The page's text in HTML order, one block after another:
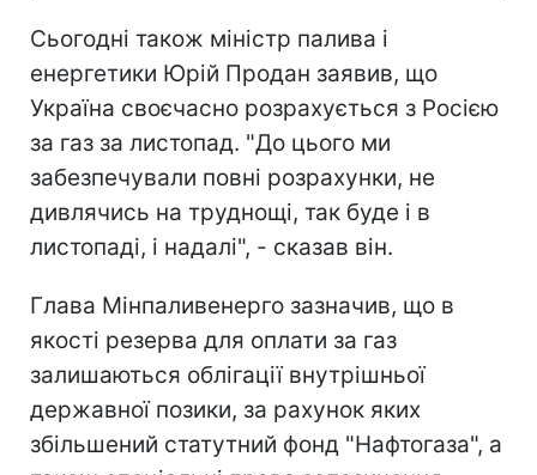
Сьогодні також міністр палива і
енергетики Юрій Продан заявив, що
Україна своєчасно розрахується з Росією
за газ за листопад. "До цього ми
забезпечували повні розрахунки, не
дивлячись на труднощі, так буде і в
листопаді, і надалі", - сказав він.
Глава Мінпаливенерго зазначив, що в
якості резерва для оплати за газ
залишаються облігації внутрішньої
державної позики, за рахунок яких
збільшений статутний фонд "Нафтогаза", а